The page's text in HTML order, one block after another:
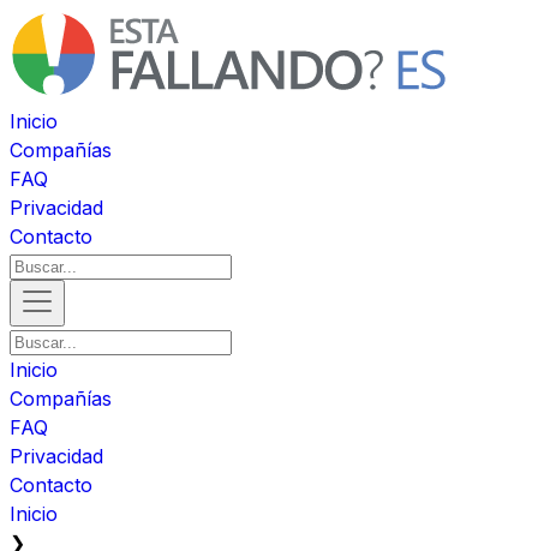
Inicio
Compañías
FAQ
Privacidad
Contacto
Inicio
Compañías
FAQ
Privacidad
Contacto
Inicio
❯